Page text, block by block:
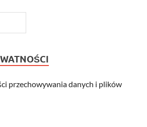
przechowywania danych i plików